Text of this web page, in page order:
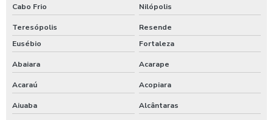
Serviço de enleiramento de material lenhoso
Serviço de supressão mecânica
Serviço de terraplanagem
Serviço de topografia no ceará
Cabo Frio Nilópolis
Teresópolis
Resende
Eusébio
Fortaleza
Abaiara Acarape
Acaraú Acopiara
Aiuaba Alcântaras